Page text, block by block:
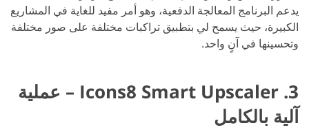
يدعم البرنامج المعالجة الدفعية، وهو أمر مفيد للغاية في المشاريع
الكبيرة، حيث يسمح لي بتطبيق تراكبات مختلفة على صور مختلفة
وتحسينها في آنٍ واحد.
3. Icons8 Smart Upscaler – عملية
آلية بالكامل